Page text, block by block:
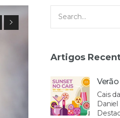
for:
Artigos
Cais